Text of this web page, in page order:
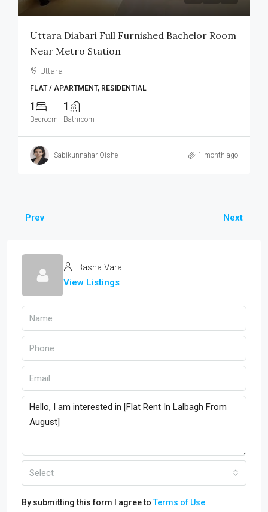
Uttara Diabari Full Furnished Bachelor Room
Near Metro Station
Uttara
FLAT / APARTMENT, RESIDENTIAL
1
Bedroom
1
Bathroom
Sabikunnahar Oishe 1 month ago
Prev Next
Basha Vara
View Listings
Select
By submitting this form I agree toTerms of Use